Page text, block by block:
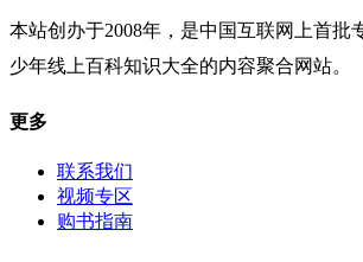
本站创办于2008年，是中国互联网上首批
少年线上百科知识大全的内容聚合网站。
更多
联系我们
视频专区
购书指南